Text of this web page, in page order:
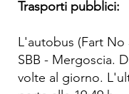
Trasporti pubblici:
L'autobus (Fart No
SBB - Mergoscia.
volte al giorno.